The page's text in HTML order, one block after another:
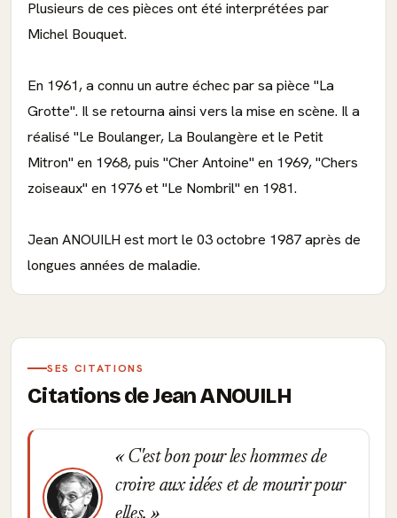
Plusieurs de ces pièces ont été interprétées par
Michel Bouquet.
En 1961, a connu un autre échec par sa pièce "La
Grotte". Il se retourna ainsi vers la mise en scène. Il a
réalisé "Le Boulanger, La Boulangère et le Petit
Mitron" en 1968, puis "Cher Antoine" en 1969, "Chers
zoiseaux" en 1976 et "Le Nombril" en 1981.
Jean ANOUILH est mort le 03 octobre 1987 après de
longues années de maladie.
SES CITATIONS
Citations de Jean ANOUILH
C'est bon pour les hommes de
croire aux idées et de mourir pour